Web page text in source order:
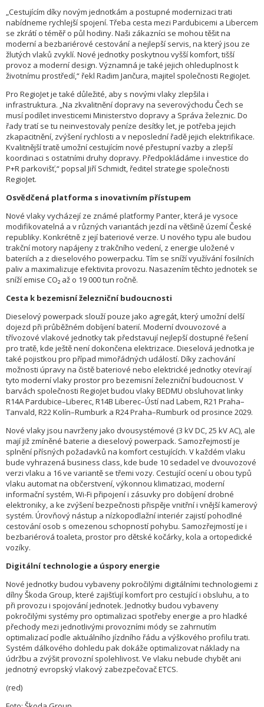
„Cestujícím díky novým jednotkám a postupné modernizaci trati
nabídneme rychlejší spojení. Třeba cesta mezi Pardubicemi a Libercem
se zkrátí o téměř o půl hodiny. Naši zákazníci se mohou těšit na
moderní a bezbariérové cestování a nejlepší servis, na který jsou ze
žlutých vlaků zvyklí. Nové jednotky poskytnou vyšší komfort, tišší
provoz a moderní design. Významná je také jejich ohleduplnost k
životnímu prostředí,“ řekl Radim Jančura, majitel společnosti RegioJet.
Pro RegioJet je také důležité, aby s novými vlaky zlepšila i
infrastruktura. „Na zkvalitnění dopravy na severovýchodu Čech se
musí podílet investicemi Ministerstvo dopravy a Správa železnic. Do
řady tratí se tu neinvestovaly peníze desítky let, je potřeba jejich
zkapacitnění, zvýšení rychlosti a v neposlední řadě jejich elektrifikace.
Kvalitnější tratě umožní cestujícím nové přestupní vazby a zlepší
koordinaci s ostatními druhy dopravy. Předpokládáme i investice do
P+R parkovišť,“ popsal Jiří Schmidt, ředitel strategie společnosti
RegioJet.
Osvědčená platforma s inovativním přístupem
Nové vlaky vycházejí ze známé platformy Panter, která je vysoce
modifikovatelná a v různých variantách jezdí na většině území České
republiky. Konkrétně z její bateriové verze. U nového typu ale budou
trakční motory napájeny z trakčního vedení, z energie uložené v
bateriích a z dieselového powerpacku. Tím se sníží využívání fosilních
paliv a maximalizuje efektivita provozu. Nasazením těchto jednotek se
sníží emise CO₂ až o 19 000 tun ročně.
Cesta k bezemisní železniční budoucnosti
Dieselový powerpack slouží pouze jako agregát, který umožní delší
dojezd při průběžném dobíjení baterií. Moderní dvouvozové a
třívozové vlakové jednotky tak představují nejlepší dostupné řešení
pro tratě, kde ještě není dokončena elektrizace. Dieselová jednotka je
také pojistkou pro případ mimořádných událostí. Díky zachování
možnosti úpravy na čistě bateriové nebo elektrické jednotky otevírají
tyto moderní vlaky prostor pro bezemisní železniční budoucnost. V
barvách společnosti RegioJet budou vlaky BEDMU obsluhovat linky
R14A Pardubice–Liberec, R14B Liberec–Ústí nad Labem, R21 Praha–
Tanvald, R22 Kolín–Rumburk a R24 Praha–Rumburk od prosince 2029.
Nové vlaky jsou navrženy jako dvousystémové (3 kV DC, 25 kV AC), ale
mají již zmíněné baterie a dieselový powerpack. Samozřejmostí je
splnění přísných požadavků na komfort cestujících. V každém vlaku
bude vyhrazená business class, kde bude 10 sedadel ve dvouvozové
verzi vlaku a 16 ve variantě se třemi vozy. Cestující ocení u obou typů
vlaku automat na občerstvení, výkonnou klimatizaci, moderní
informační systém, Wi-Fi připojení i zásuvky pro dobíjení drobné
elektroniky, a ke zvýšení bezpečnosti přispěje vnitřní i vnější kamerový
systém. Úrovňový nástup a nízkopodlažní interiér zajistí pohodlné
cestování osob s omezenou schopností pohybu. Samozřejmostí je i
bezbariérová toaleta, prostor pro dětské kočárky, kola a ortopedické
vozíky.
Digitální technologie a úspory energie
Nové jednotky budou vybaveny pokročilými digitálními technologiemi z
dílny Škoda Group, které zajišťují komfort pro cestující i obsluhu, a to
při provozu i spojování jednotek. Jednotky budou vybaveny
pokročilými systémy pro optimalizaci spotřeby energie a pro hladké
přechody mezi jednotlivými provozními módy se zahrnutím
optimalizací podle aktuálního jízdního řádu a výškového profilu trati.
Systém dálkového dohledu pak dokáže optimalizovat náklady na
údržbu a zvýšit provozní spolehlivost. Ve vlaku nebude chybět ani
jednotný evropský vlakový zabezpečovač ETCS.
(red)